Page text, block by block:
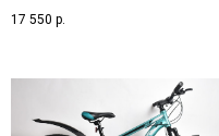
17 550 р.